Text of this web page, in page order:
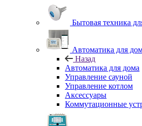
Бытовая техника
Автоматика для
Назад
Автоматика для дома
Управление сауной
Управление котлом
Аксессуары
Коммутационные